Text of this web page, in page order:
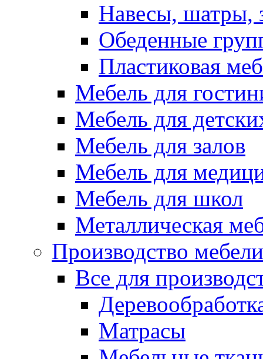
Навесы, шатры,
Обеденные
Пластиковая
Мебель для
Мебель для
Мебель для залов
Мебель для
Мебель для школ
Металлическая
Производство мебели
Все для
Матрасы